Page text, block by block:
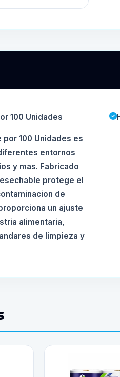
100 Unidades
100 Unidades es
entornos
y mas. Fabricado
protege el
de
un ajuste
alimentaria,
de limpieza y